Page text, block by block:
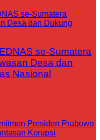
se-Sumatera
Desa dan
Nasional